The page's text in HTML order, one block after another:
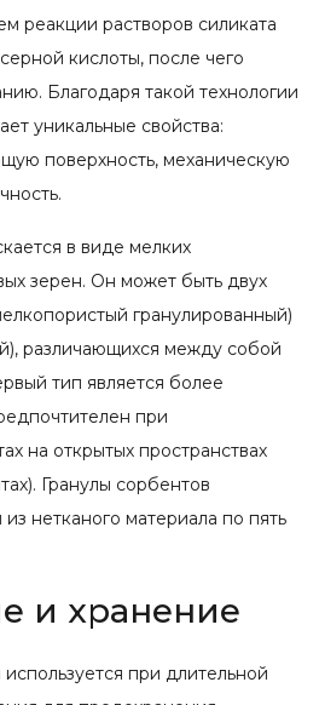
реакции растворов силиката
кислоты, после чего
Благодаря такой технологии
уникальные свойства:
поверхность, механическую
в виде мелких
зерен. Он может быть двух
гранулированный)
различающихся между собой
тип является более
при
на открытых пространствах
Гранулы сорбентов
нетканого материала по пять
и хранение
при длительной